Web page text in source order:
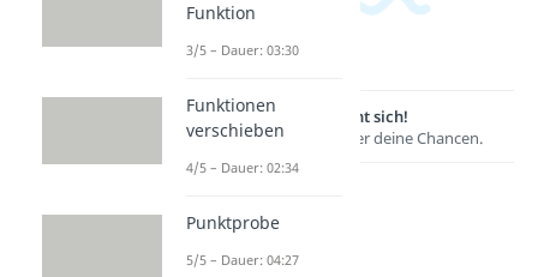
Lernen lohnt sich!
Entdecke hier deine Chancen.
Funktion
3/5 – Dauer: 03:30
Funktionen
verschieben
4/5 – Dauer: 02:34
Punktprobe
5/5 – Dauer: 04:27